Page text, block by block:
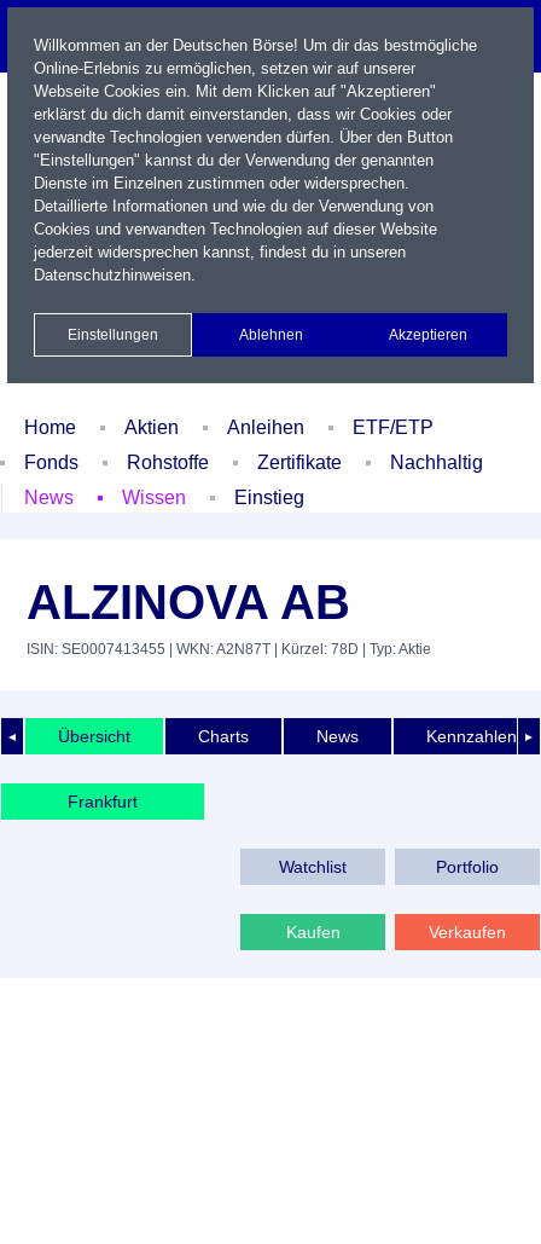
Name / WKN / ISIN / Kürzel
Xetra Realtime
Watchlist Portfolio Login
Home Aktien Anleihen
ETF/ETP
Fonds
Rohstoffe Zertifikate
Nachhaltig
News
Wissen Einstieg
ALZINOVA AB
ISIN: SE0007413455 | WKN: A2N87T | Kürzel: 78D | Typ: Aktie
◄ ►
Übersicht Charts News Kennzahlen
Frankfurt
Watchlist Portfolio
Kaufen Verkaufen
Willkommen an der Deutschen Börse! Um dir das bestmögliche
Online-Erlebnis zu ermöglichen, setzen wir auf unserer
Webseite Cookies ein. Mit dem Klicken auf "Akzeptieren"
erklärst du dich damit einverstanden, dass wir Cookies oder
verwandte Technologien verwenden dürfen. Über den Button
"Einstellungen" kannst du der Verwendung der genannten
Dienste im Einzelnen zustimmen oder widersprechen.
Detaillierte Informationen und wie du der Verwendung von
Cookies und verwandten Technologien auf dieser Website
jederzeit widersprechen kannst, findest du in unseren
Datenschutzhinweisen.
Einstellungen Ablehnen Akzeptieren